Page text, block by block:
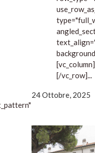
24 Ottobre, 2025